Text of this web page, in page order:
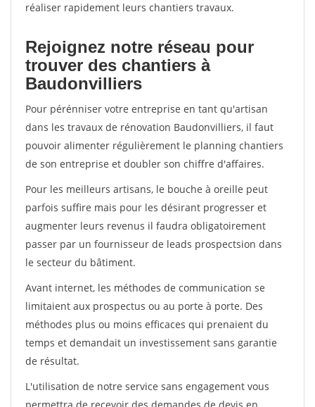
réaliser rapidement leurs chantiers travaux.
Rejoignez notre réseau pour
trouver des chantiers à
Baudonvilliers
Pour pérénniser votre entreprise en tant qu'artisan
dans les travaux de rénovation Baudonvilliers, il faut
pouvoir alimenter régulièrement le planning chantiers
de son entreprise et doubler son chiffre d'affaires.
Pour les meilleurs artisans, le bouche à oreille peut
parfois suffire mais pour les désirant progresser et
augmenter leurs revenus il faudra obligatoirement
passer par un fournisseur de leads prospectsion dans
le secteur du bâtiment.
Avant internet, les méthodes de communication se
limitaient aux prospectus ou au porte à porte. Des
méthodes plus ou moins efficaces qui prenaient du
temps et demandait un investissement sans garantie
de résultat.
L'utilisation de notre service sans engagement vous